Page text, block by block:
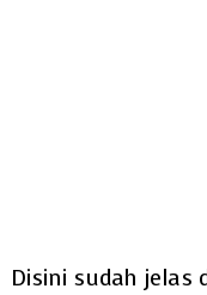
Disini sudah jelas